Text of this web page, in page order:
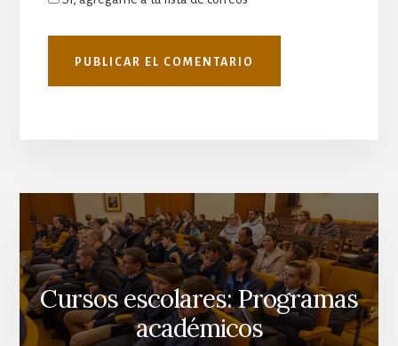
Cursos escolares: Programas
académicos